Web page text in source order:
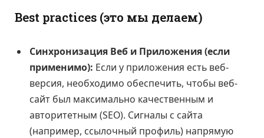
Best practices (это мы делаем)
Синхронизация Веб и Приложения (если
применимо): Если у приложения есть веб-
версия, необходимо обеспечить, чтобы веб-
сайт был максимально качественным и
авторитетным (SEO). Сигналы с сайта
(например, ссылочный профиль) напрямую